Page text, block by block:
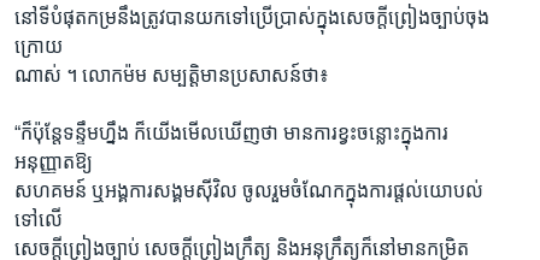
នៅទីបំផុតកម្រនឹងត្រូវបានយកទៅប្រើប្រាស់ក្នុងសេចក្តីព្រៀងច្បាប់ចុង
ក្រោយ
ណាស់ ។ លោកម៉ម សម្បត្តិមានប្រសាសន៍ថា៖
“ក៏ប៉ុន្តែទន្ទឹមហ្នឹង ក៏យើងមើលឃើញថា មានការខ្វះចន្លោះក្នុងការ
អនុញ្ញាតឱ្យ
សហគមន៍ ឬអង្គការសង្គមស៊ីវិល ចូលរួមចំណែកក្នុងការផ្តល់យោបល់
ទៅលើ
សេចក្តីព្រៀងច្បាប់ សេចក្តីព្រៀងក្រឹត្យ និងអនុក្រឹត្យក៏នៅមានកម្រិត